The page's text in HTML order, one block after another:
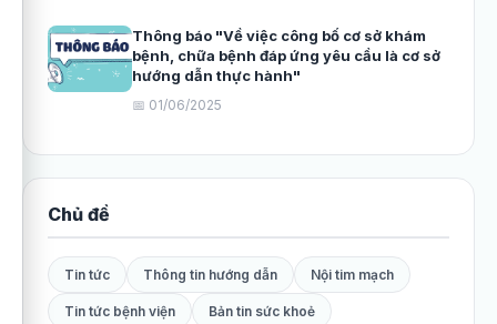
Thông báo "Về việc công bố cơ sở khám
bệnh, chữa bệnh đáp ứng yêu cầu là cơ sở
hướng dẫn thực hành"
📅 01/06/2025
Chủ đề
Tin tức Thông tin hướng dẫn Nội tim mạch
Tin tức bệnh viện Bản tin sức khoẻ